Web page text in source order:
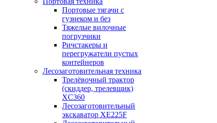
Портовые тягачи с
гузнеком и без
Тяжелые вилочные
погрузчики
Ричстакеры и
перегружатели пустых
контейнеров
Лесозаготовительная техника
Трелёвочный трактор
(скиддер, трелевщик)
XC360
Лесозаготовительный
экскаватор XE225F